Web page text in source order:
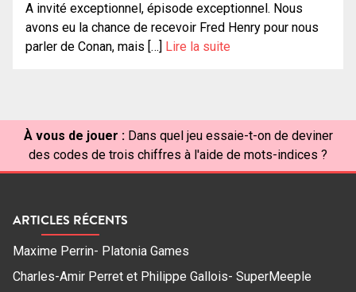
A invité exceptionnel, épisode exceptionnel. Nous
avons eu la chance de recevoir Fred Henry pour nous
parler de Conan, mais […]
Lire la suite
À vous de jouer : Dans quel jeu essaie-t-on de deviner
des codes de trois chiffres à l'aide de mots-indices ?
ARTICLES RÉCENTS
Maxime Perrin- Platonia Games
Charles-Amir Perret et Philippe Gallois- SuperMeeple